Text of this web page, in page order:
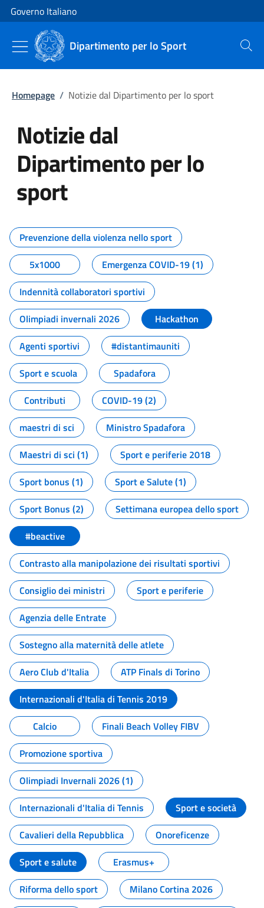
Vai al contenuto
Vai alla navigazione del sito
Governo Italiano
Dipartimento per lo Sport Cerca
Homepage / Notizie dal Dipartimento per lo sport
Notizie dal
Dipartimento per lo
sport
Tutti i contenuti della pagina
Prevenzione della violenza nello sport
5x1000
Emergenza COVID-19 (1)
Indennità collaboratori sportivi
Olimpiadi invernali 2026
Hackathon
Agenti sportivi
#distantimauniti
Sport e scuola
Spadafora
Contributi
COVID-19 (2)
maestri di sci
Ministro Spadafora
Maestri di sci (1)
Sport e periferie 2018
Sport bonus (1)
Sport e Salute (1)
Sport Bonus (2)
Settimana europea dello sport
#beactive
Contrasto alla manipolazione dei risultati sportivi
Consiglio dei ministri
Sport e periferie
Agenzia delle Entrate
Sostegno alla maternità delle atlete
Aero Club d'Italia
ATP Finals di Torino
Internazionali d'Italia di Tennis 2019
Calcio
Finali Beach Volley FIBV
Promozione sportiva
Olimpiadi Invernali 2026 (1)
Internazionali d'Italia di Tennis
Sport e società
Cavalieri della Repubblica
Onoreficenze
Sport e salute
Erasmus+
Riforma dello sport
Milano Cortina 2026